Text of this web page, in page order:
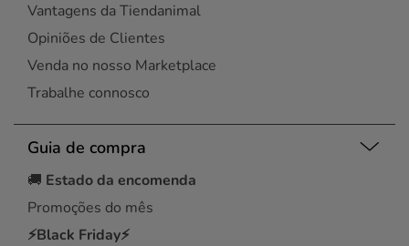
Vantagens da Tiendanimal
Opiniões de Clientes
Venda no nosso Marketplace
Trabalhe connosco
Guia de compra
🚚 Estado da encomenda
Promoções do mês
⚡Black Friday⚡